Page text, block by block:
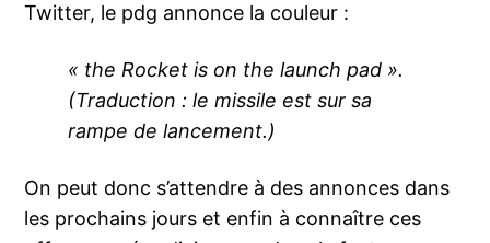
Twitter, le pdg annonce la couleur :
« the Rocket is on the launch pad ».
(Traduction : le missile est sur sa
rampe de lancement.)
On peut donc s’attendre à des annonces dans
les prochains jours et enfin à connaître ces